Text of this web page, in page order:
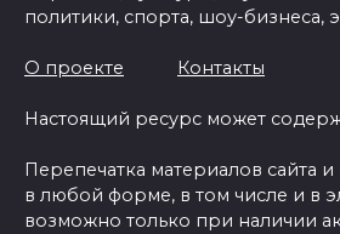
политики, спорта, шоу-бизнеса,
О проекте Контакты
Настоящий ресурс может
Перепечатка материалов сайта
в любой форме, в том числе и в
возможно только при наличии